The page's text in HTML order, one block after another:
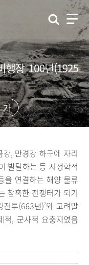
행장 100년(1925
가
, 만경강 하구에 자리
발달하는 등 지정학적
을 연결하는 해양 물류
참혹한 전쟁터가 되기
투(663년)’와 고려말
적, 군사적 요충지였음